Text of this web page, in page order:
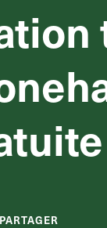
PARTAGER